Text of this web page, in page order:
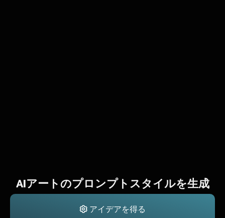
AIアートのプロンプトスタイルを生成
アイデアを得る